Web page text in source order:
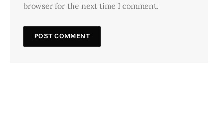
browser for the next time I comment.